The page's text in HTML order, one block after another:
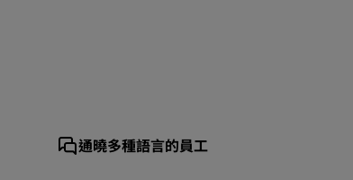
通曉多種語言的員工